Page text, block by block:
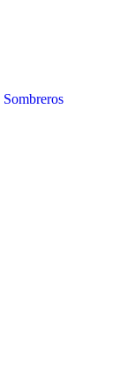
Sombreros